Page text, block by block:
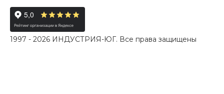
1997 - 2026 ИНДУСТРИЯ-ЮГ. Все права защищены